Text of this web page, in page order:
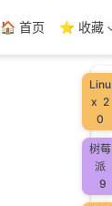
🏠 首页 ⭐ 收藏
Linu
x 2
0
树莓
派
9